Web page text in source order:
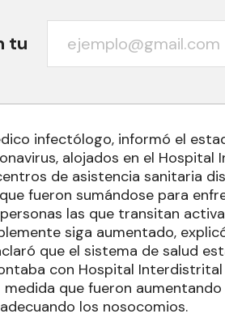
tu
infectólogo, informó el
alojados en el
de asistencia sanitaria
fueron sumándose para
las que transitan
siga aumentado,
que el sistema de salud
con Hospital
que fueron
los nosocomios.